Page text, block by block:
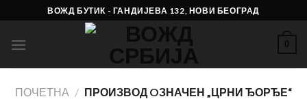
to
content
ВОЖД БУТИК - ГАНДИЈЕВА 132, НОВИ БЕОГРАД
0
ПОЧЕТНА / ПРОИЗВОД OЗНАЧЕН „ЦРНИ ЂОРЂЕ“